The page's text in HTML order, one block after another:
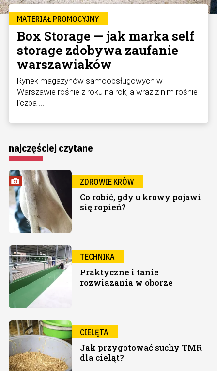
MATERIAŁ PROMOCYJNY
Box Storage — jak marka self
storage zdobywa zaufanie
warszawiaków
Rynek magazynów samoobsługowych w
Warszawie rośnie z roku na rok, a wraz z nim rośnie
liczba ...
najczęściej czytane
ZDROWIE KRÓW
Co robić, gdy u krowy pojawi
się ropień?
TECHNIKA
Praktyczne i tanie
rozwiązania w oborze
CIELĘTA
Jak przygotować suchy TMR
dla cieląt?